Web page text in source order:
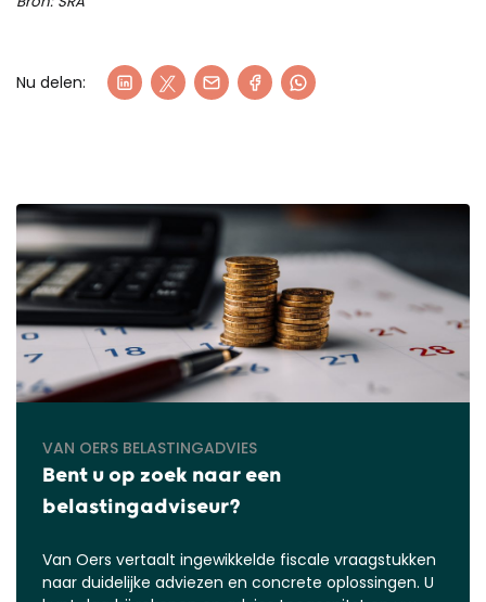
Nu delen:
VAN OERS BELASTINGADVIES
Bent u op zoek naar een
belastingadviseur?
Van Oers vertaalt ingewikkelde fiscale vraagstukken
naar duidelijke adviezen en concrete oplossingen. U